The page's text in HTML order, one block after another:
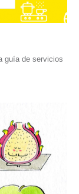
guía de servicios